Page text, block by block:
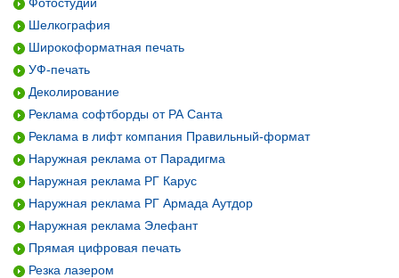
Шелкография
Широкоформатная печать
УФ-печать
Деколирование
Реклама софтборды от РА Санта
Реклама в лифт компания Правильный-формат
Наружная реклама от Парадигма
Наружная реклама РГ Карус
Наружная реклама РГ Армада Аутдор
Наружная реклама Элефант
Прямая цифровая печать
Резка лазером